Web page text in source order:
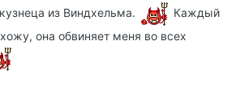
из Виндхельма.
Каждый
она обвиняет меня во всех